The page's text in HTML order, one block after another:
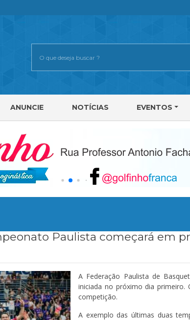
ANUNCIE NOTÍCIAS EVENTOS
Paulista começará em
A Federação Paulista de
iniciada no próximo dia primeiro.
competição.
A exemplo das últimas duas